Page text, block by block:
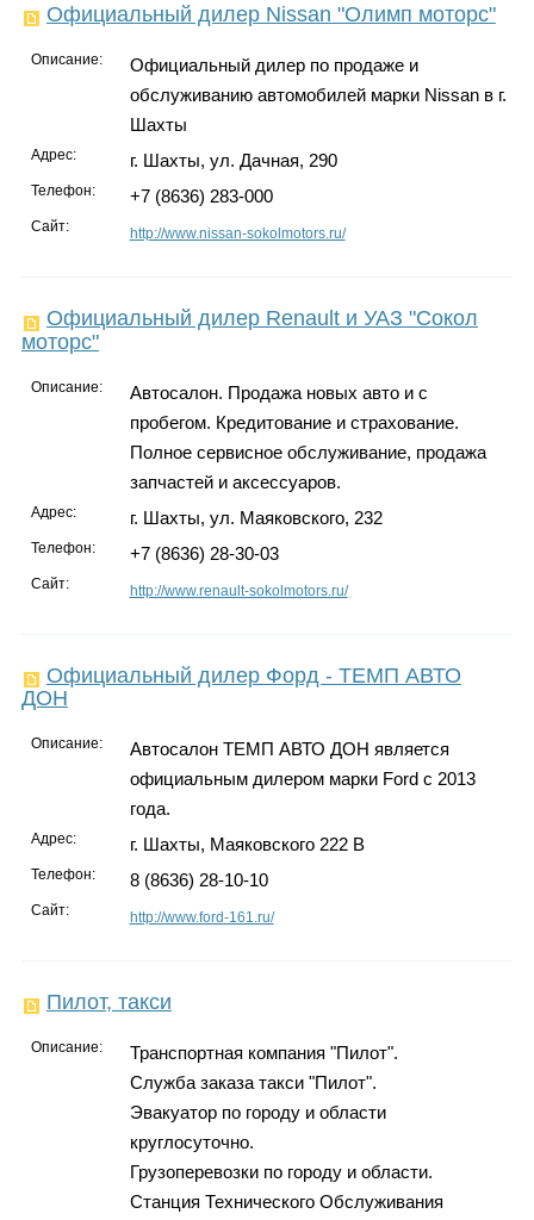
Официальный дилер Nissan "Олимп моторс"
Описание:
Официальный дилер по продаже и
обслуживанию автомобилей марки Nissan в г.
Шахты
Адрес: г. Шахты, ул. Дачная, 290
Телефон: +7 (8636) 283-000
Сайт: http://www.nissan-sokolmotors.ru/
Официальный дилер Rеnault и УАЗ "Сокол
моторс"
Описание:
Автосалон. Продажа новых авто и с
пробегом. Кредитование и страхование.
Полное сервисное обслуживание, продажа
запчастей и аксессуаров.
Адрес: г. Шахты, ул. Маяковского, 232
Телефон: +7 (8636) 28-30-03
Сайт: http://www.renault-sokolmotors.ru/
Официальный дилер Форд - ТЕМП АВТО
ДОН
Описание:
Автосалон ТЕМП АВТО ДОН является
официальным дилером марки Ford с 2013
года.
Адрес: г. Шахты, Маяковского 222 В
Телефон: 8 (8636) 28-10-10
Сайт: http://www.ford-161.ru/
Пилот, такси
Описание:
Транспортная компания "Пилот".
Служба заказа такси "Пилот".
Эвакуатор по городу и области
круглосуточно.
Грузоперевозки по городу и области.
Станция Технического Обслуживания